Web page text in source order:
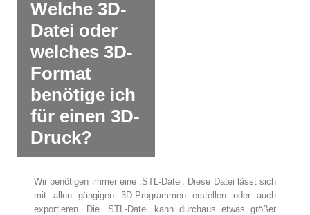
Welche 3D-
Datei oder
welches 3D-
Format
benötige ich
für einen 3D-
Druck?
Wir benötigen immer eine .STL-Datei. Diese Datei lässt sich
mit allen gängigen 3D-Programmen erstellen oder auch
exportieren. Die .STL-Datei kann durchaus etwas größer